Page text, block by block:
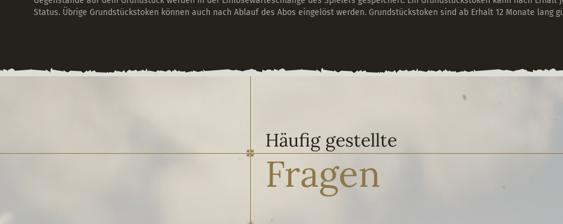
Status. Übrige Grundstückstoken können auch nach Ablauf des Abos eingelöst werden. Grundstückstoken sind ab Erhalt 12 Monate lang
Häufig gestellte
Fragen